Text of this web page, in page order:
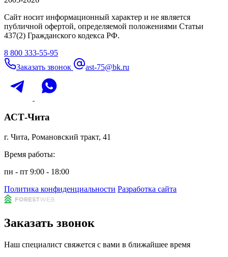
Сайт носит информационный характер и не является
публичной офертой, определяемой положениями Статьи
437(2) Гражданского кодекса РФ.
8 800 333-55-95
Заказать звонок
ast-75@bk.ru
АСТ-Чита
г. Чита, Романовский тракт, 41
Время работы:
пн - пт 9:00 - 18:00
Политика конфиденциальности Разработка сайта
Заказать звонок
Наш специалист свяжется с вами в ближайшее время